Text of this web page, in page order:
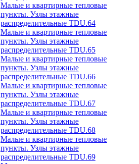
Малые и квартирные тепловые
пункты. Узлы этажные
распределительные TDU.64
Малые и квартирные тепловые
пункты. Узлы этажные
распределительные TDU.65
Малые и квартирные тепловые
пункты. Узлы этажные
распределительные TDU.66
Малые и квартирные тепловые
пункты. Узлы этажные
распределительные TDU.67
Малые и квартирные тепловые
пункты. Узлы этажные
распределительные TDU.68
Малые и квартирные тепловые
пункты. Узлы этажные
распределительные TDU.69